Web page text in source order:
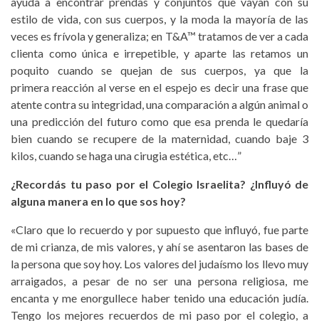
estilo de vida, con sus cuerpos, y la moda la mayoría de las
veces es frívola y generaliza; en T&A™ tratamos de ver a cada
clienta como única e irrepetible, y aparte las retamos un
poquito cuando se quejan de sus cuerpos, ya que la
primera reacción al verse en el espejo es decir una frase que
atente contra su integridad, una comparación a algún animal o
una predicción del futuro como que esa prenda le quedaría
bien cuando se recupere de la maternidad, cuando baje 3
kilos, cuando se haga una cirugia estética, etc…”
¿Recordás tu paso por el Colegio Israelita? ¿Influyó de
alguna manera en lo que sos hoy?
«Claro que lo recuerdo y por supuesto que influyó, fue parte
de mi crianza, de mis valores, y ahí se asentaron las bases de
la persona que soy hoy. Los valores del judaísmo los llevo muy
arraigados, a pesar de no ser una persona religiosa, me
encanta y me enorgullece haber tenido una educación judía.
Tengo los mejores recuerdos de mi paso por el colegio, a